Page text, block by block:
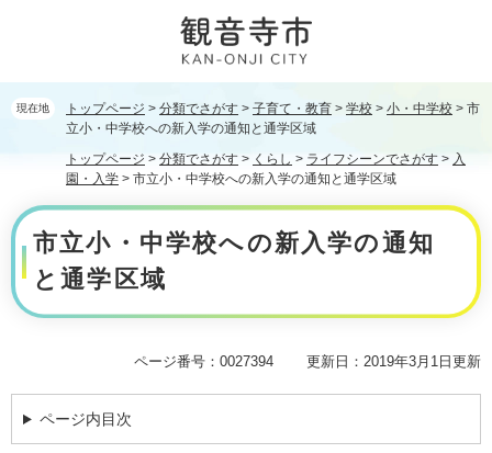
文
現在地 トップページ > 分類でさがす > 子育て・教育 > 学校 > 小・中学校 > 市
立小・中学校への新入学の通知と通学区域
トップページ > 分類でさがす > くらし > ライフシーンでさがす > 入
園・入学 > 市立小・中学校への新入学の通知と通学区域
本
文
市立小・中学校への新入学の通知
と通学区域
ページ番号：0027394 更新日：2019年3月1日更新
ページ内目次